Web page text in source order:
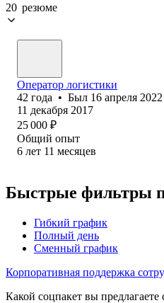
20 резюме
Оператор логистики
42 года • Был 16 апреля 2022
11 декабря 2017
25 000 ₽
Общий опыт
6 лет 11 месяцев
Быстрые фильтры
Гибкий график
Полный день
Сменный график
Корпоративная поддержка
Какой соцпакет вы